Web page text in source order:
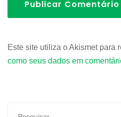
Publicar Comentário
Este site utiliza o Akismet para
como seus dados em